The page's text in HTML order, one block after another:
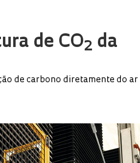
de CO2 da
de carbono diretamente do ar